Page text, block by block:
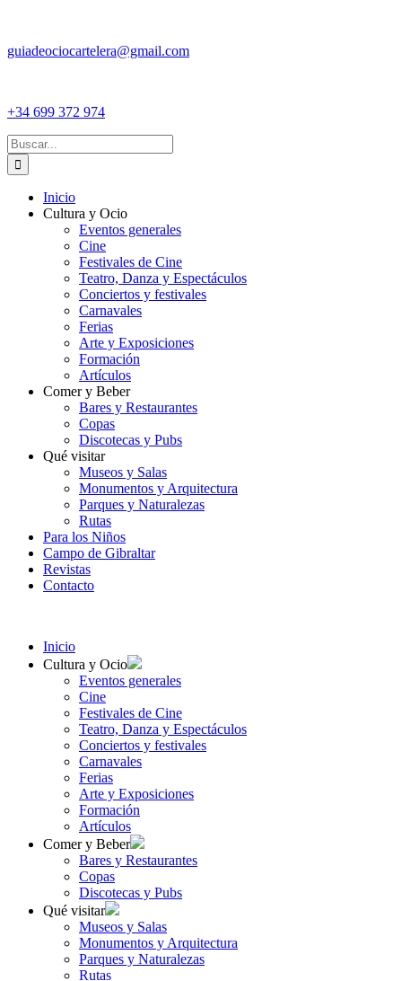
guiadeociocartelera@gmail.com
+34 699 372 974
Buscar:
Inicio
Cultura y Ocio
Eventos generales
Cine
Festivales de Cine
Teatro, Danza y Espectáculos
Conciertos y festivales
Carnavales
Ferias
Arte y Exposiciones
Formación
Artículos
Comer y Beber
Bares y Restaurantes
Copas
Discotecas y Pubs
Qué visitar
Museos y Salas
Monumentos y Arquitectura
Parques y Naturalezas
Rutas
Para los Niños
Campo de Gibraltar
Revistas
Contacto
Inicio
Cultura y Ocio
Eventos generales
Cine
Festivales de Cine
Teatro, Danza y Espectáculos
Conciertos y festivales
Carnavales
Ferias
Arte y Exposiciones
Formación
Artículos
Comer y Beber
Bares y Restaurantes
Copas
Discotecas y Pubs
Qué visitar
Museos y Salas
Monumentos y Arquitectura
Parques y Naturalezas
Rutas